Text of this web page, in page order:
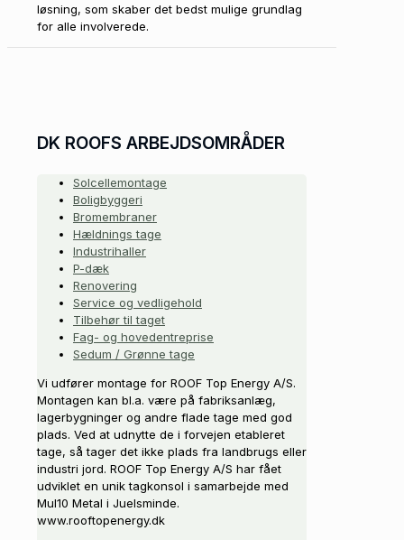
løsning, som skaber det bedst mulige grundlag
for alle involverede.
DK ROOFS ARBEJDSOMRÅDER
Solcellemontage
Boligbyggeri
Bromembraner
Hældnings tage
Industrihaller
P-dæk
Renovering
Service og vedligehold
Tilbehør til taget
Fag- og hovedentreprise
Sedum / Grønne tage
Vi udfører montage for ROOF Top Energy A/S.
Montagen kan bl.a. være på fabriksanlæg,
lagerbygninger og andre flade tage med god
plads. Ved at udnytte de i forvejen etableret
tage, så tager det ikke plads fra landbrugs eller
industri jord. ROOF Top Energy A/S har fået
udviklet en unik tagkonsol i samarbejde med
Mul10 Metal i Juelsminde.
www.rooftopenergy.dk